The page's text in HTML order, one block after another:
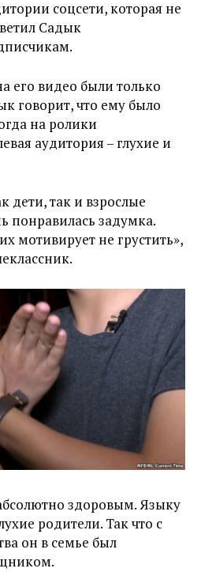
соцсети, которая не
Садык
его видео были только
говорит, что ему было
на ролики
аудитория – глухие и
дети, так и взрослые
понравилась задумка.
мотивирует не грустить»,
здоровым. Языку
родители. Так что с
он в семье был